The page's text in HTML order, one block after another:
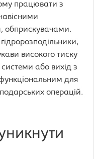
працювати з
обприскувачами.
високого тиску
або вихід з
для
операцій.